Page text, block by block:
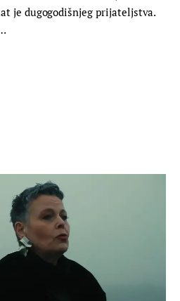
je dugogodišnjeg prijateljstva.